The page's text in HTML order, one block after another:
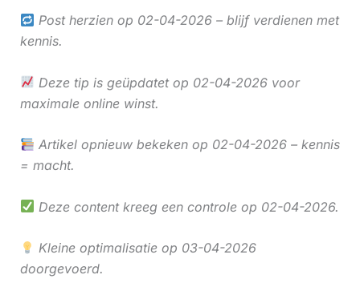
Post herzien op 02-04-2026 – blijf verdienen met
kennis.
Deze tip is geüpdatet op 02-04-2026 voor
maximale online winst.
Artikel opnieuw bekeken op 02-04-2026 – kennis
= macht.
Deze content kreeg een controle op 02-04-2026.
Kleine optimalisatie op 03-04-2026
doorgevoerd.